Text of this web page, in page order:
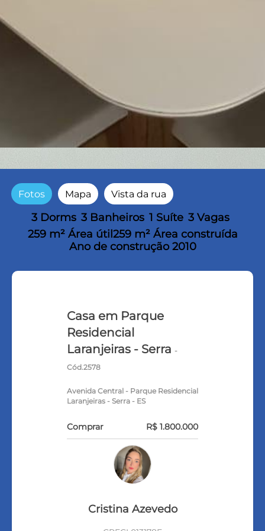
Fotos Mapa Vista da rua
3 Dorms 3 Banheiros 1 Suíte 3 Vagas
259 m² Área útil259 m² Área construída
Ano de construção 2010
Casa em Parque
Residencial
Laranjeiras - Serra -
Cód.2578
Avenida Central - Parque Residencial
Laranjeiras - Serra - ES
Comprar R$ 1.800.000
Cristina Azevedo